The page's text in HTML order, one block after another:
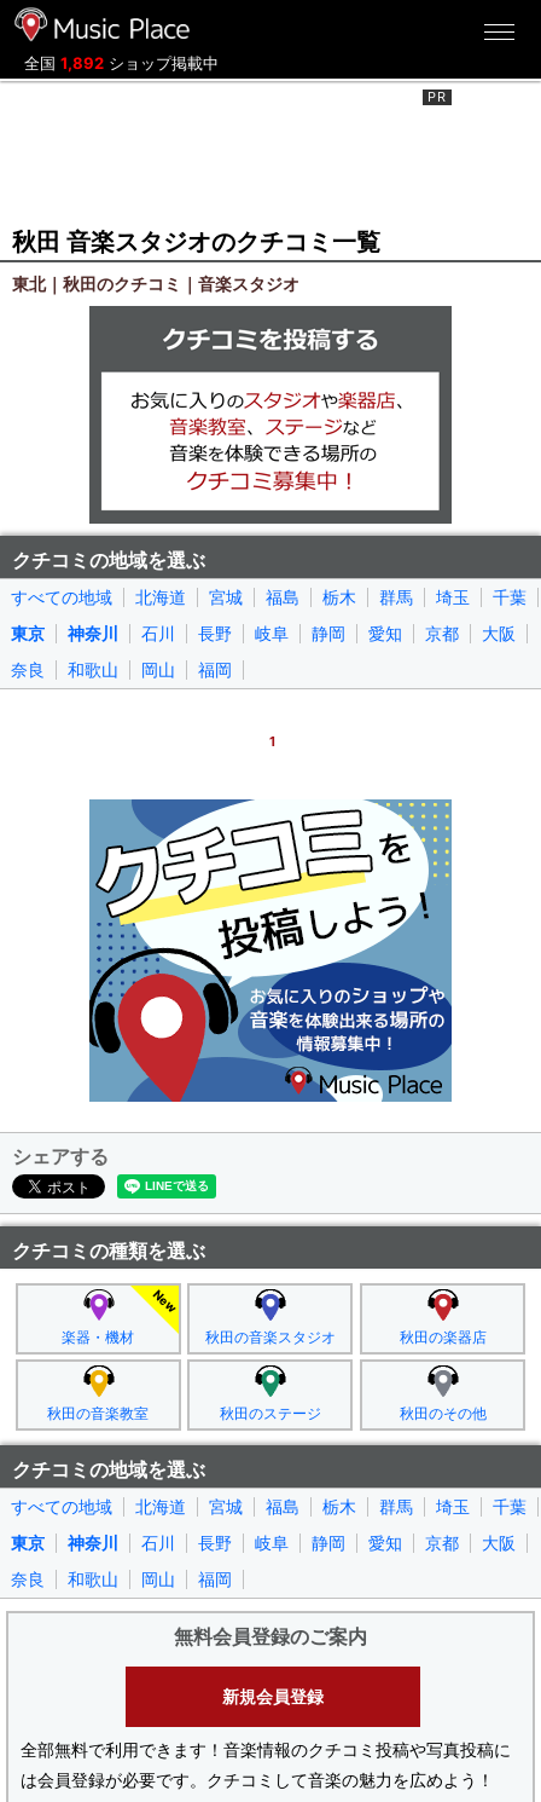
全国 1,892 ショップ掲載中
秋田 音楽スタジオのクチコミ一覧
東北｜秋田のクチコミ｜音楽スタジオ
クチコミの地域を選ぶ
すべての地域 北海道 宮城 福島 栃木 群馬 埼玉
千葉
東京
神奈川 石川 長野 岐阜 静岡 愛知 京都
大阪
奈良
和歌山 岡山 福岡
1
シェアする
クチコミの種類を選ぶ
楽器・機材 秋田の音楽スタジオ 秋田の楽器店
秋田の音楽教室 秋田のステージ 秋田のその他
クチコミの地域を選ぶ
すべての地域 北海道 宮城 福島 栃木 群馬 埼玉
千葉
東京
神奈川 石川 長野 岐阜 静岡 愛知 京都
大阪
奈良
和歌山 岡山 福岡
無料会員登録のご案内
新規会員登録
全部無料で利用できます！音楽情報のクチコミ投稿や写真投稿に
は会員登録が必要です。クチコミして音楽の魅力を広めよう！